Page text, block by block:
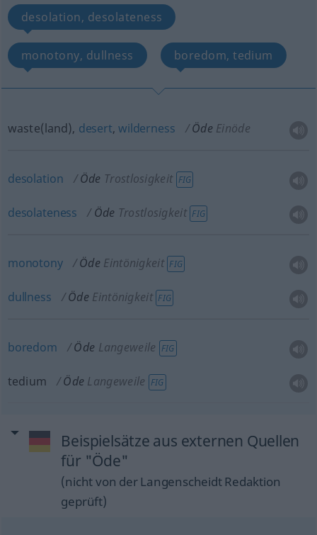
desolation, desolateness
monotony, dullness boredom, tedium
waste(land), desert,wilderness Öde Einöde
desolation Öde Trostlosigkeit FIG
desolateness Öde Trostlosigkeit FIG
monotony Öde Eintönigkeit FIG
dullness Öde Eintönigkeit FIG
boredom Öde Langeweile FIG
tedium Öde Langeweile FIG
Beispielsätze aus externen Quellen
für "Öde"
(nicht von der Langenscheidt Redaktion
geprüft)